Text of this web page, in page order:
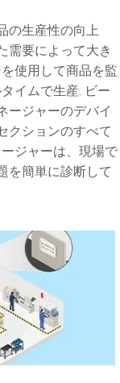
の生産性の向上
需要によって大き
使用して商品を監
イムで生産. ビー
ージャーのデバイ
クションのすべて
ジャーは、現場で
を簡単に診断して